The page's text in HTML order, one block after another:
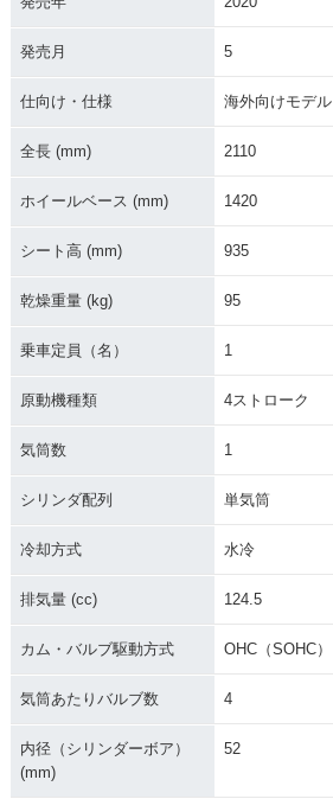
発売月 5
仕向け・仕様 海外向けモデル
全長 (mm) 2110
ホイールベース (mm) 1420
シート高 (mm) 935
乾燥重量 (kg) 95
乗車定員（名） 1
原動機種類 4ストローク
気筒数 1
シリンダ配列 単気筒
冷却方式 水冷
排気量 (cc) 124.5
カム・バルブ駆動方式 OHC（SOHC）
気筒あたりバルブ数 4
内径（シリンダーボア）
(mm)
52